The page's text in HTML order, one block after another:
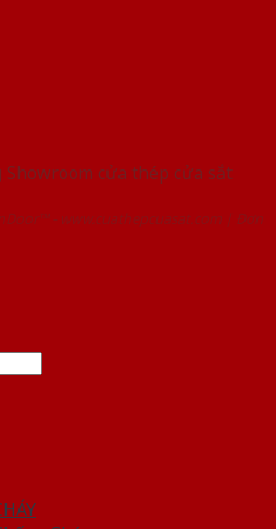
Showroom cửa thép cửa sắt
- www.cuathepcuasat.com | Đơn